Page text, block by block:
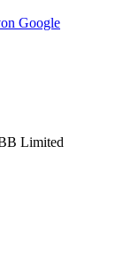
Google
Limited